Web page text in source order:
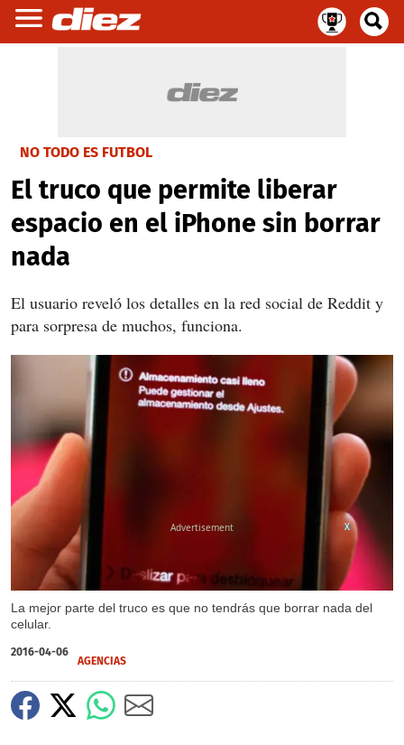
NO TODO ES FUTBOL
El truco que permite liberar
espacio en el iPhone sin borrar
nada
El usuario reveló los detalles en la red social de Reddit y
para sorpresa de muchos, funciona.
La mejor parte del truco es que no tendrás que borrar nada del
celular.
X
2016-04-06
AGENCIAS